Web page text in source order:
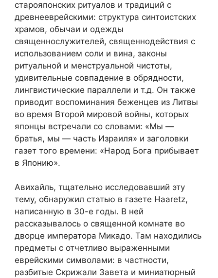
старояпонских ритуалов и традиций с
древнееврейскими: структура синтоистских
храмов, обычаи и одежды
священнослужителей, священнодействия с
использованием соли и вина, законы
ритуальной и менструальной чистоты,
удивительные совпадение в обрядности,
лингвистические параллели и т.д. Он также
приводит воспоминания беженцев из Литвы
во время Второй мировой войны, которых
японцы встречали со словами: «Мы —
братья, мы — часть Израиля» и заголовки
газет того времени: «Народ Бога прибывает
в Японию».
Авихайль, тщательно исследовавший эту
тему, обнаружил статью в газете Haaretz,
написанную в 30-е годы. В ней
рассказывалось о священной комнате во
дворце императора Микадо. Там находились
предметы с отчетливо выраженными
еврейскими символами: в частности,
разбитые Скрижали Завета и миниатюрный